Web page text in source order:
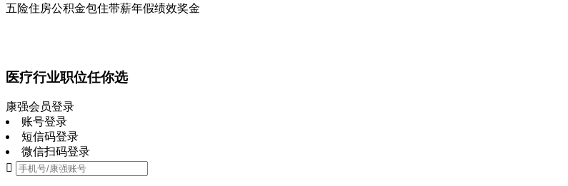
五险住房公积金包住带薪年假绩效奖金
医疗行业职位任你选
康强会员登录
账号登录
短信码登录
微信扫码登录
